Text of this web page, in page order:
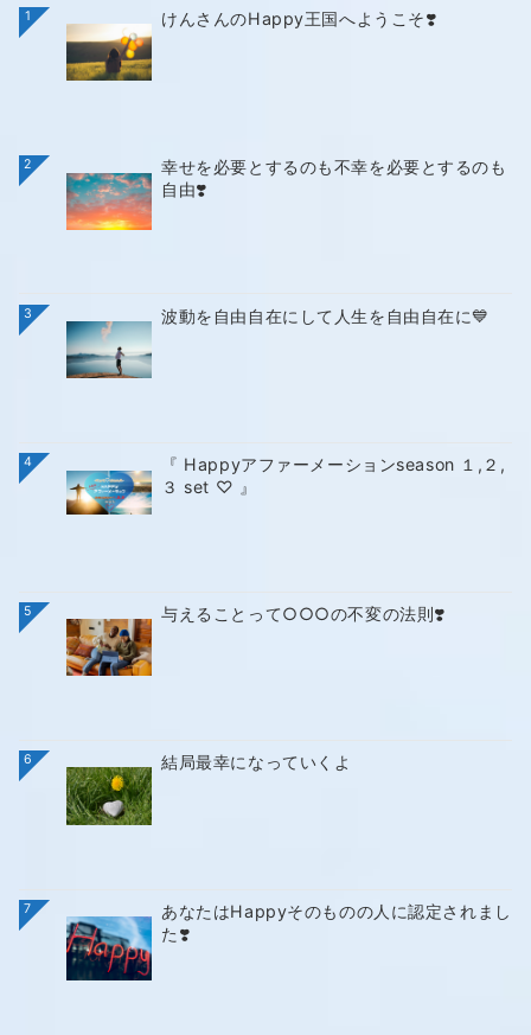
1 けんさんのHappy王国へようこそ❣️
2
幸せを必要とするのも不幸を必要とするのも
自由❣️
3 波動を自由自在にして人生を自由自在に💙
4
『 Happyアファーメーションseason １,２,
３ set ♡ 』
5 与えることって○○○の不変の法則❣️
6 結局最幸になっていくよ
7
あなたはHappyそのものの人に認定されまし
た❣️